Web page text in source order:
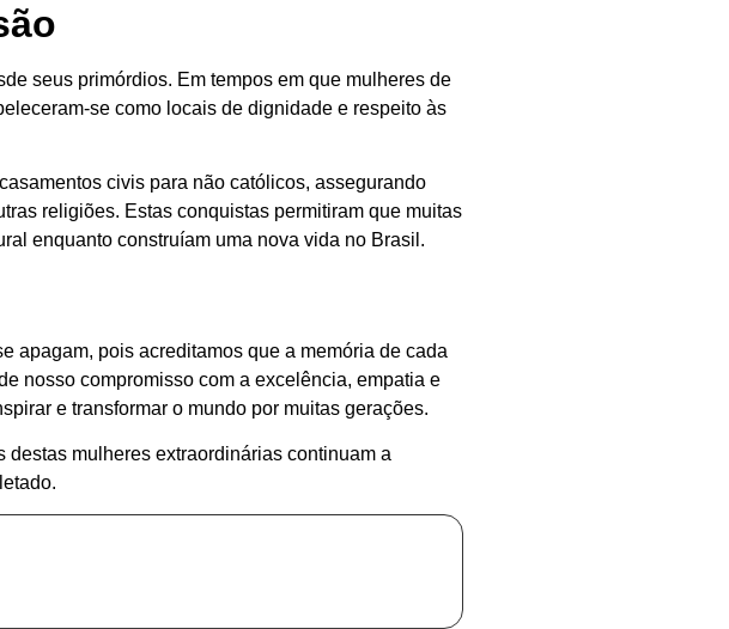
seus primórdios. Em tempos em que mulheres de
se como locais de dignidade e respeito às
civis para não católicos, assegurando
religiões. Estas conquistas permitiram que muitas
enquanto construíam uma nova vida no Brasil.
apagam, pois acreditamos que a memória de cada
nosso compromisso com a excelência, empatia e
e transformar o mundo por muitas gerações.
mulheres extraordinárias continuam a